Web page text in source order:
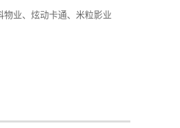
物业、炫动卡通、米粒影业